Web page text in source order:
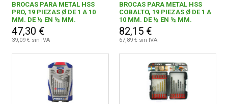
BROCAS PARA METAL HSS
PRO, 19 PIEZAS Ø DE 1 A 10
MM. DE ½ EN ½ MM.
47,30 €
39,09 € sin IVA
BROCAS PARA METAL HSS
COBALTO, 19 PIEZAS Ø DE 1 A
10 MM. DE ½ EN ½ MM.
82,15 €
67,89 € sin IVA